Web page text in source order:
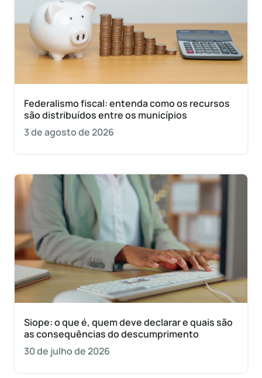
Federalismo fiscal: entenda como os recursos
são distribuídos entre os municípios
3 de agosto de 2026
Siope: o que é, quem deve declarar e quais são
as consequências do descumprimento
30 de julho de 2026